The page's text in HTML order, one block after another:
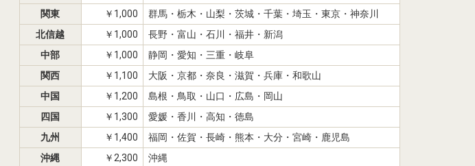
関東
￥1,000
群馬・栃木・山梨・茨城・千葉・埼玉・東京・神奈川
北信越
￥1,000
長野・富山・石川・福井・新潟
中部
￥1,000
静岡・愛知・三重・岐阜
関西
￥1,100
大阪・京都・奈良・滋賀・兵庫・和歌山
中国
￥1,200
島根・鳥取・山口・広島・岡山
四国
￥1,300
愛媛・香川・高知・徳島
九州
￥1,400
福岡・佐賀・長崎・熊本・大分・宮崎・鹿児島
沖縄
￥2,300 沖縄